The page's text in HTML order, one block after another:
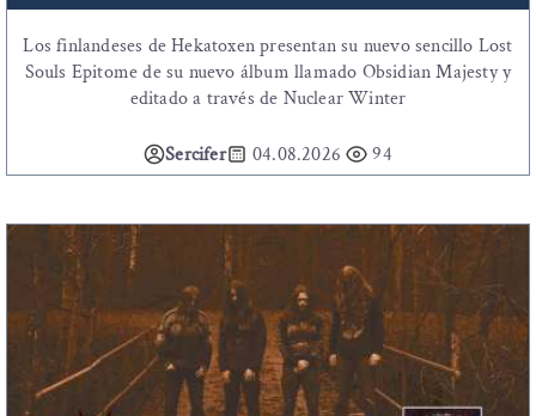
Los finlandeses de Hekatoxen presentan su nuevo sencillo Lost
Souls Epitome de su nuevo álbum llamado Obsidian Majesty y
editado a través de Nuclear Winter
Sercifer 04.08.2026 94